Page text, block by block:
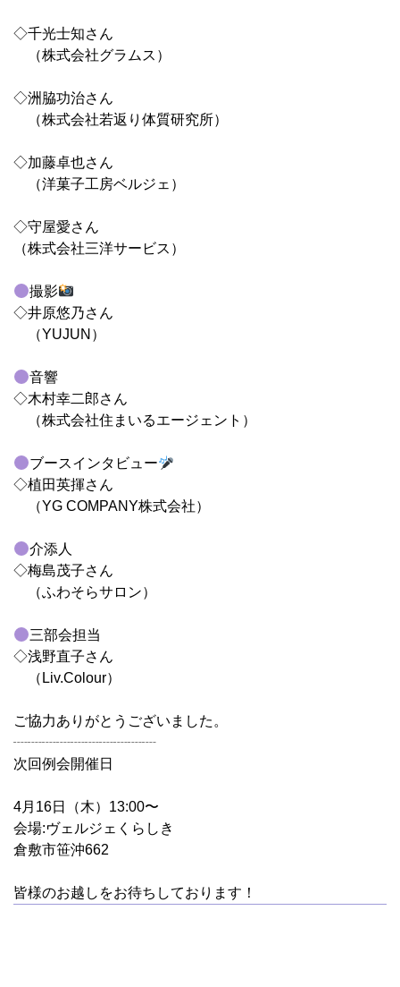
◇千光士知さん
（株式会社グラムス）
◇洲脇功治さん
（株式会社若返り体質研究所）
◇加藤卓也さん
（洋菓子工房ベルジェ）
◇守屋愛さん
（株式会社三洋サービス）
撮影
◇井原悠乃さん
（YUJUN）
音響
◇木村幸二郎さん
（株式会社住まいるエージェント）
ブースインタビュー
◇植田英揮さん
（YG COMPANY株式会社）
介添人
◇梅島茂子さん
（ふわそらサロン）
三部会担当
◇浅野直子さん
（Liv.Colour）
ご協力ありがとうございました。
┈┈┈┈┈┈┈┈┈┈
次回例会開催日
4月16日（木）13:00〜
会場:ヴェルジェくらしき
倉敷市笹沖662
皆様のお越しをお待ちしております！